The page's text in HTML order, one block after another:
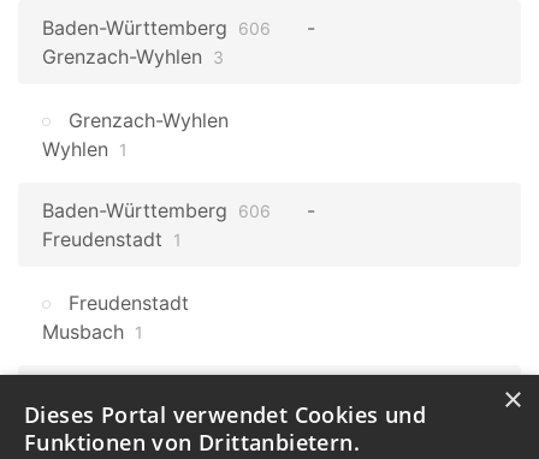
Baden-Württemberg 606
Grenzach-Wyhlen 3
Grenzach-Wyhlen
Wyhlen
1
Baden-Württemberg 606
Freudenstadt 1
Freudenstadt
Musbach 1
Laufenburg 9
×
Dieses Portal verwendet Cookies und
Funktionen von Drittanbietern.